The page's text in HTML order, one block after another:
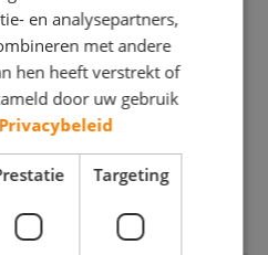
met jaren uitgesteld of zelfs
garage, terwijl die steeds
goed onderhouden huis alleen
aardevermeerdering slim
te laten onderhouden. Dit
u in de regio Nijkerk en
en analysepartners,
met andere
hen heeft verstrekt of
door uw gebruik
Privacybeleid
Targeting